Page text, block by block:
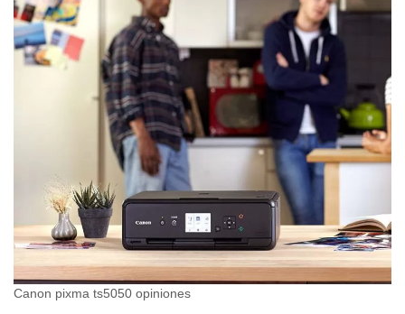
Canon pixma ts5050 opiniones